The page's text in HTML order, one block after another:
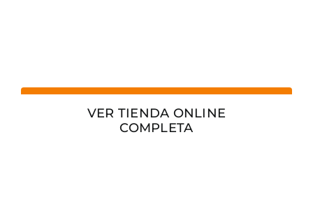
VER TIENDA ONLINE
COMPLETA